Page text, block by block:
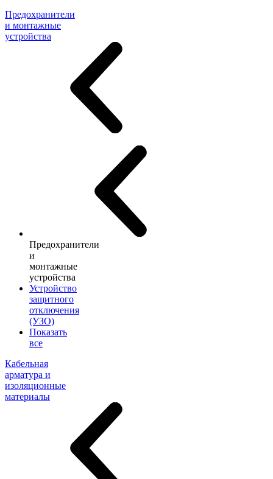
Предохранители
и монтажные
устройства
Предохранители
и
монтажные
устройства
Устройство
защитного
отключения
(УЗО)
Показать
все
Кабельная
арматура и
изоляционные
материалы